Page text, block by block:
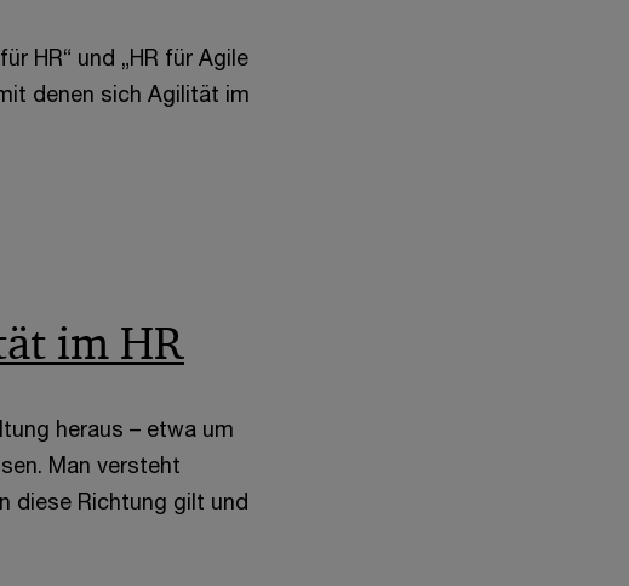
HR“ und „HR für Agile
denen sich Agilität im
im HR
heraus – etwa um
Man versteht
diese Richtung gilt und